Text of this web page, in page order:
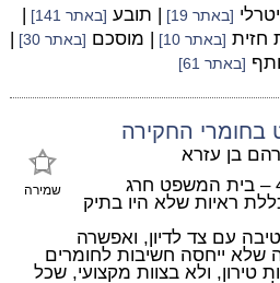
[באתר 19] | תובע [באתר 141]
|
חזית [באתר 10] | מוסכם [באתר 30]
|
[באתר 61]
החקירה
שמירה
בן עזרא
במשפט נתניהו בתיק 4000 – בית המשפט חרג
ראיות שלא היו בתיק
עם צד לדיון, ואפשרה
ייחסה חשיבות לחומרים
טירון, ולא בצוות מקצועי, שכל